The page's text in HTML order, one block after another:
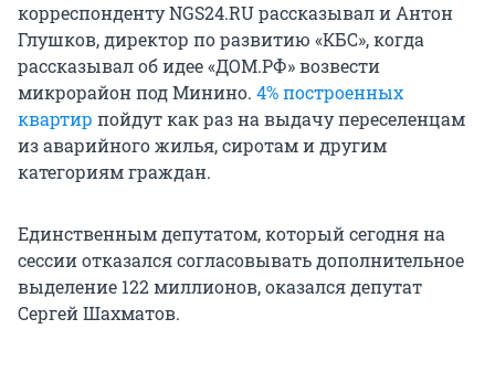
корреспонденту NGS24.RU рассказывал и Антон
Глушков, директор по развитию «КБС», когда
рассказывал об идее «ДОМ.РФ» возвести
микрорайон под Минино. 4% построенных
квартир пойдут как раз на выдачу переселенцам
из аварийного жилья, сиротам и другим
категориям граждан.
Единственным депутатом, который сегодня на
сессии отказался согласовывать дополнительное
выделение 122 миллионов, оказался депутат
Сергей Шахматов.